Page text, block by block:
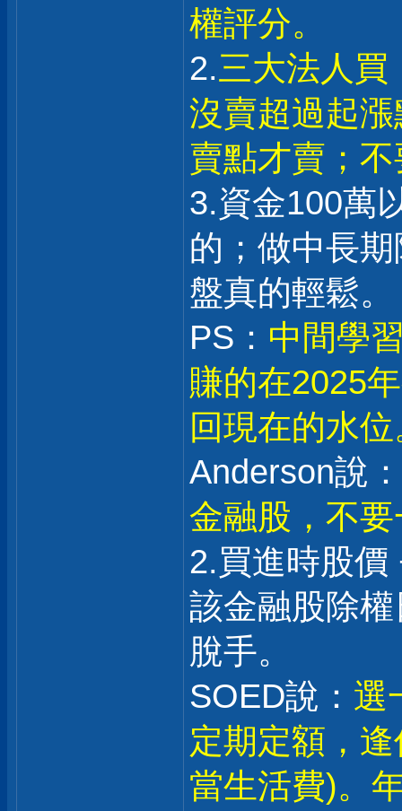
權評分。
2.三大法人買
沒賣超過起
賣點才賣；
3.資金100萬
的；做中長
盤真的輕鬆。
PS： 中間學
賺的在2025
回現在的水
Anderson說
金融股，不
2.買進時股價
該金融股除
脫手。
SOED說： 選
定期定額，
當生活費)。